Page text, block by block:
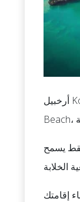
أرخبيل Koh Hong يتكون من حوالي اثنتي عشرة جزيرة، مع أكبر جزيرة فقط تضم عدة شواطئ جميلة. تشمل هذه Pelay
يسمح